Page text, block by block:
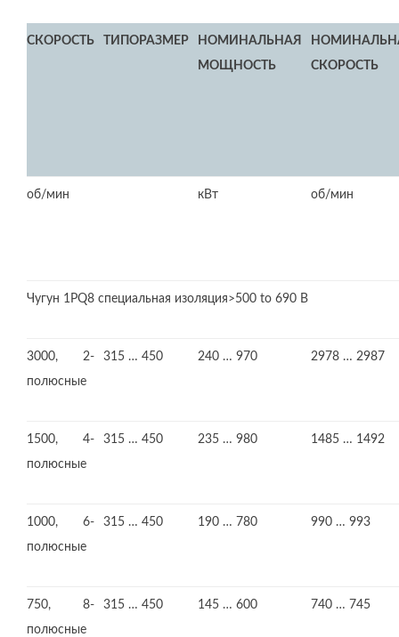
СКОРОСТЬ ТИПОРАЗМЕР
НОМИНАЛЬНАЯ
МОЩНОСТЬ
СКОРОСТЬ
об/мин кВт об/мин
Чугун 1PQ8 специальная изоляция>500 to 690 В
3000, 2-
полюсные
315 … 450 240 … 970 2978 … 2987
1500, 4-
полюсные
315 … 450 235 … 980 1485 … 1492
1000, 6-
полюсные
315 … 450 190 … 780 990 … 993
750, 8-
полюсные
315 … 450 145 … 600 740 … 745